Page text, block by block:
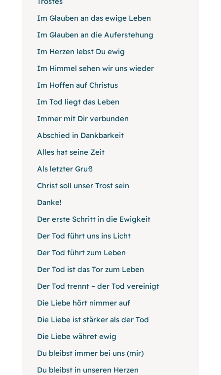
Im Glauben an das ewige Leben
Im Glauben an die Auferstehung
Im Herzen lebst Du ewig
Im Himmel sehen wir uns wieder
Im Hoffen auf Christus
Im Tod liegt das Leben
Immer mit Dir verbunden
Abschied in Dankbarkeit
Alles hat seine Zeit
Als letzter Gruß
Christ soll unser Trost sein
Danke!
Der erste Schritt in die Ewigkeit
Der Tod führt uns ins Licht
Der Tod führt zum Leben
Der Tod ist das Tor zum Leben
Der Tod trennt – der Tod vereinigt
Die Liebe hört nimmer auf
Die Liebe ist stärker als der Tod
Die Liebe währet ewig
Du bleibst immer bei uns (mir)
Du bleibst in unseren Herzen